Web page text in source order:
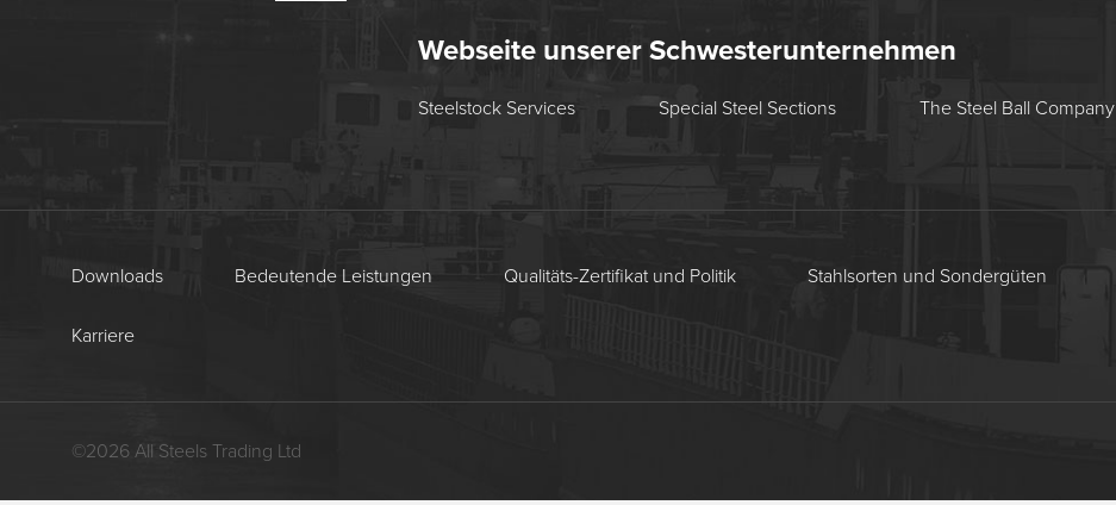
Webseite unserer Schwesterunternehmen
Steelstock Services Special Steel Sections The Steel Ball Company
Downloads Bedeutende Leistungen Qualitäts-Zertifikat und Politik Stahlsorten und Sondergüten
Karriere
©2026 All Steels Trading Ltd